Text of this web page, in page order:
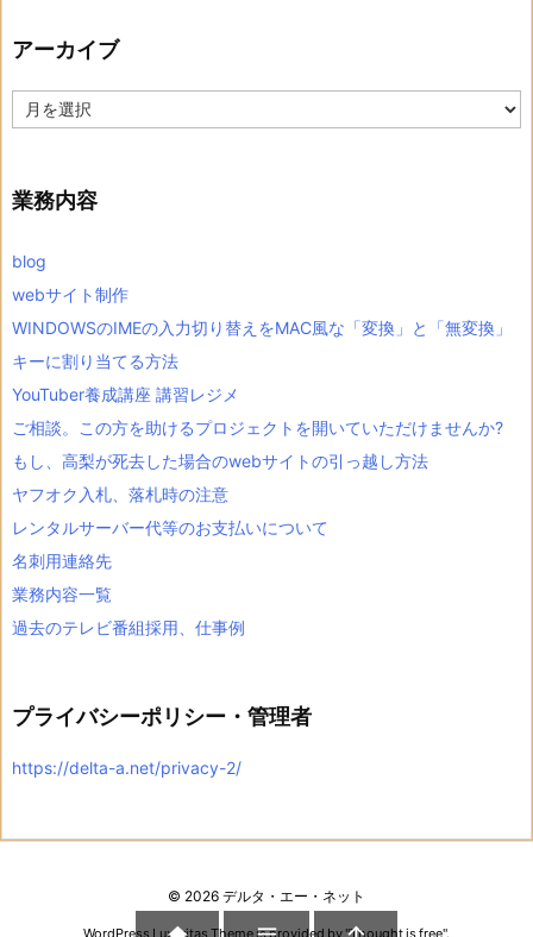
アーカイブ
ー
ブ
業務内容
blog
webサイト制作
WINDOWSのIMEの入力切り替えをMAC風な「変換」と「無変換」
キーに割り当てる方法
YouTuber養成講座 講習レジメ
ご相談。この方を助けるプロジェクトを開いていただけませんか?
もし、高梨が死去した場合のwebサイトの引っ越し方法
ヤフオク入札、落札時の注意
レンタルサーバー代等のお支払いについて
名刺用連絡先
業務内容一覧
過去のテレビ番組採用、仕事例
プライバシーポリシー・管理者
https://delta-a.net/privacy-2/
© 2026 デルタ・エー・ネット
WordPress Luxeritas Theme is provided by "Thought is free".